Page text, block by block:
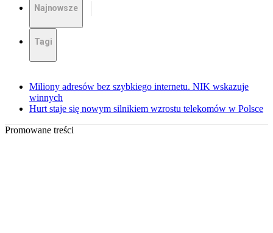
Najnowsze
Tagi
Miliony adresów bez szybkiego internetu. NIK wskazuje
winnych
Hurt staje się nowym silnikiem wzrostu telekomów w Polsce
Promowane treści